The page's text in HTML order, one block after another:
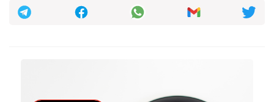
минтаритети керак эмас мен четта юриб
боласига танбех бериб тогри бул деган